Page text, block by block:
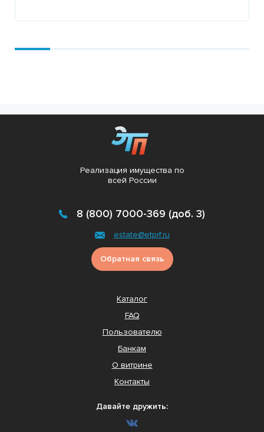
Реализация имущества по
всей России
8 (800) 7000-369 (доб. 3)
estate@etprf.ru
Обратная связь
Каталог
FAQ
Пользователю
Банкам
О витрине
Контакты
Давайте дружить: